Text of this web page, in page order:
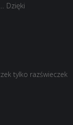
Dzięki
tylko razświeczek